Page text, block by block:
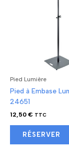
Pied Lumière
Pied à Embase
24651
12,50 € TTC
RÉSERVER